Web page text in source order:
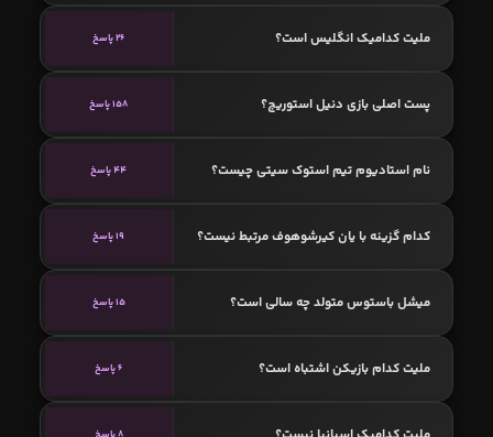
ملیت کدامیک انگلیس است؟ 26 پاسخ
پست اصلی بازی دنیل استوریج؟ 158 پاسخ
نام استادیوم تیم استوک سیتی چیست؟ 44 پاسخ
کدام گزینه با یان کیرشوهوف مرتبط نیست؟ 19 پاسخ
میشل باستوس متولد چه سالی است؟ 15 پاسخ
ملیت کدام بازیکن اشتباه است؟ 6 پاسخ